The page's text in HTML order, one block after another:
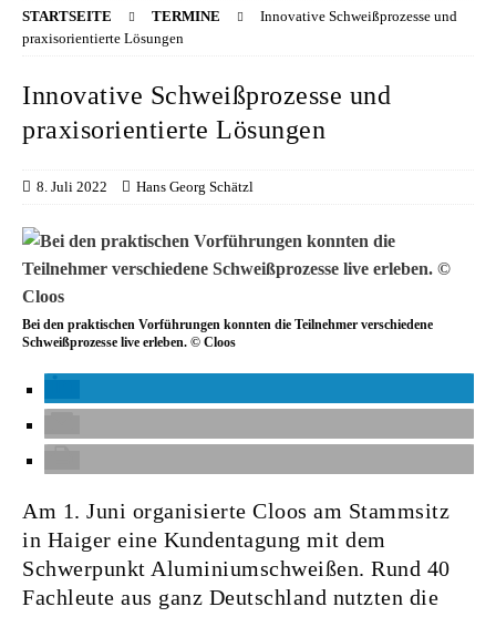
STARTSEITE TERMINE
Innovative Schweißprozesse und
praxisorientierte Lösungen
Innovative Schweißprozesse und
praxisorientierte Lösungen
8. Juli 2022 Hans Georg Schätzl
Bei den praktischen Vorführungen konnten die Teilnehmer verschiedene
Schweißprozesse live erleben. © Cloos
Am 1. Juni organisierte Cloos am Stammsitz
in Haiger eine Kundentagung mit dem
Schwerpunkt Aluminiumschweißen. Rund 40
Fachleute aus ganz Deutschland nutzten die